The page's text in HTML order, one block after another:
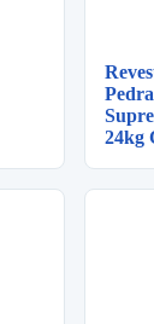
24kg